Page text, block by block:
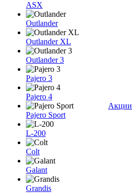
ASX
Outlander
Outlander XL
Outlander 3
Pajero 3
Pajero 4
Pajero Sport
L-200
Colt
Galant
Grandis
Акции